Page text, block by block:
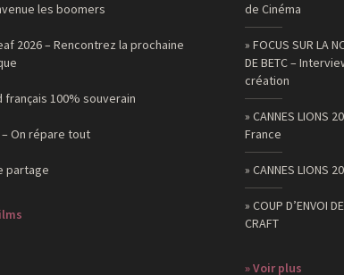
les boomers
2026 – Rencontrez la prochaine
français 100% souverain
On répare tout
partage
de Cinéma
» FOCUS SUR LA
DE BETC –
création
» CANNES LIONS
France
» CANNES LIONS
» COUP D’ENVOI
CRAFT
» Voir plus